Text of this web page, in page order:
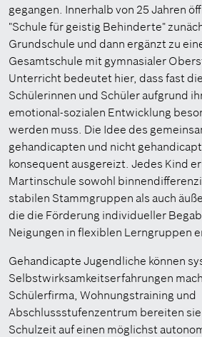
gegangen. Innerhalb von 25 Jahren
"Schule für geistig Behinderte"
Grundschule und dann ergänzt zu
Gesamtschule mit gymnasialer
Unterricht bedeutet hier, dass fast
Schülerinnen und Schüler aufgrund
emotional-sozialen Entwicklung
werden muss. Die Idee des
gehandicapten und nicht
konsequent ausgereizt. Jedes Kind
Martinschule sowohl
stabilen Stammgruppen als auch
die die Förderung individueller
Neigungen in flexiblen Lerngruppen
Gehandicapte Jugendliche können
Selbstwirksamkeitserfahrungen
Schülerfirma, Wohnungstraining und
Abschlussstufenzentrum bereiten
Schulzeit auf einen möglichst